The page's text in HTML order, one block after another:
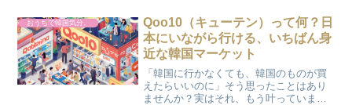
くても韓国の食材やコスメを簡単に購入
できるお店で、SNSで...
おうちで韓国気分。
Qoo10（キューテン）って何？日
本にいながら行ける、いちばん身
近な韓国マーケット
「韓国に行かなくても、韓国のものが買
えたらいいのに」そう思ったことはあり
ませんか？実はそれ、もう叶っていま